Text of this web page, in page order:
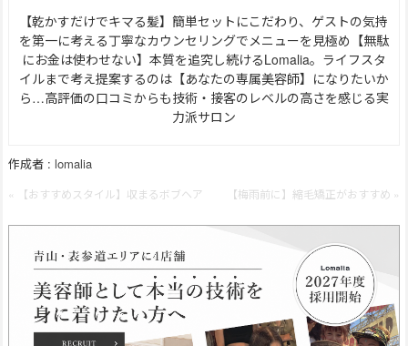
【乾かすだけでキマる髪】簡単セットにこだわり、ゲストの気持
を第一に考える丁寧なカウンセリングでメニューを見極め【無駄
にお金は使わせない】本質を追究し続けるLomalia。ライフスタ
イルまで考え提案するのは【あなたの専属美容師】になりたいか
ら…高評価の口コミからも技術・接客のレベルの高さを感じる実
力派サロン
作成者 : lomalia
« 【おすすめスタイル】収まるボブヘア 【梅雨前に】縮毛矯正がおすすめ »